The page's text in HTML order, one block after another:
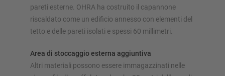
pareti esterne. OHRA ha costruito il capannone
riscaldato come un edificio annesso con elementi del
tetto e delle pareti isolati e spessi 60 millimetri.
Area di stoccaggio esterna aggiuntiva
Altri materiali possono essere immagazzinati nelle